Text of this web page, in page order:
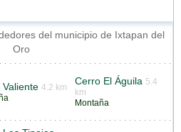
del municipio de Ixtapan del
Oro
Valiente 4.2 km
Cerro El Águila 5.4
km
Montaña